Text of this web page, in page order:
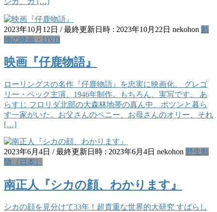
2023年10月12日 / 最終更新日時 : 2023年10月22日 nekohon 動
物の映画・DVD
映画『仔鹿物語』
ローリングスの名作『仔鹿物語』を忠実に映画化。 グレゴ
リー・ペック主演、1946年制作。もちろん、実写です。 あ
らすじ フロリダ北部の大森林地帯の真ん中、ポツンと暮ら
す一家がいた。お父さんのペニー、お母さんのオリー、それ
[…]
2023年6月4日 / 最終更新日時 : 2023年6月4日 nekohon 野生動
物（日本）
南正人『シカの顔、わかります』
シカの顔を見分けて33年！超貴重な世界的大研究 すばらし